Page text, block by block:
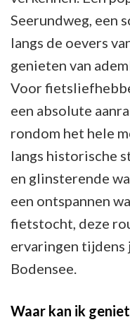
Seerundweg, een
langs de oevers
genieten van
Voor
een absolute
rondom het hele
langs historische
en glinsterende
een ontspannen
fietstocht, deze
ervaringen tijdens
Bodensee.
Waar kan ik